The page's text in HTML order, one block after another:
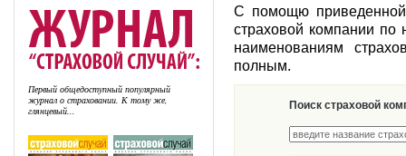
Первый общедоступный популярный
журнал о страховании. К тому же,
глянцевый...
С помощю
страховой компании по
наименованиям
полным.
Поиск страховой